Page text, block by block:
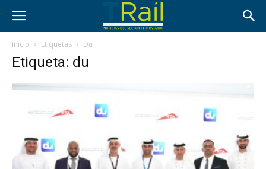
Inicio Etiquetas Du
Etiqueta: du